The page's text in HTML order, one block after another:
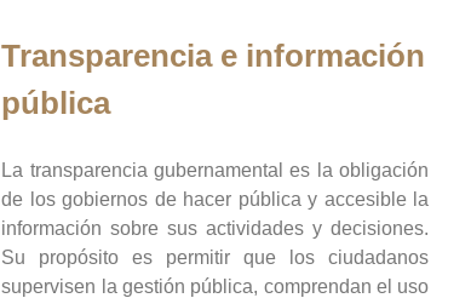
Transparencia e información
pública
La transparencia gubernamental es la obligación
de los gobiernos de hacer pública y accesible la
información sobre sus actividades y decisiones.
Su propósito es permitir que los ciudadanos
supervisen la gestión pública, comprendan el uso